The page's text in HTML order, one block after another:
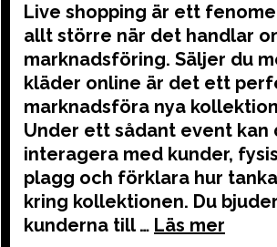
Live shopping är ett
allt större när det handlar
marknadsföring. Säljer du
kläder online är det ett
marknadsföra nya
Under ett sådant event kan
interagera med kunder,
plagg och förklara hur
kring kollektionen. Du
kunderna till …